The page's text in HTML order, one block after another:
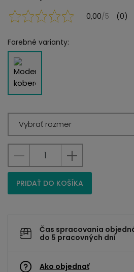
0,00/5 (0)
Farebné varianty:
Vybrať rozmer
PRIDAŤ DO KOŠÍKA
Čas spracovania
do 5 pracovných dní
Ako objednať